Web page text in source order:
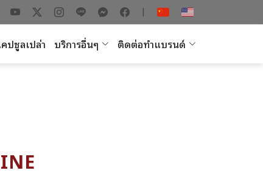
|
ปซูลเปล่า บริการอื่นๆ ติดต่อทำแบรนด์